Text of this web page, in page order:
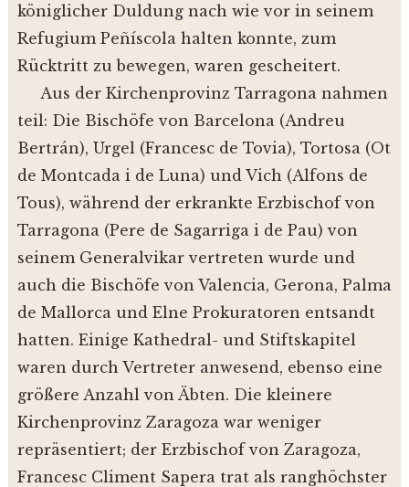
königlicher Duldung nach wie vor in seinem
Refugium Peñíscola halten konnte, zum
Rücktritt zu bewegen, waren gescheitert.
Aus der Kirchenprovinz Tarragona nahmen
teil: Die Bischöfe von Barcelona (Andreu
Bertrán), Urgel (Francesc de Tovia), Tortosa (Ot
de Montcada i de Luna) und Vich (Alfons de
Tous), während der erkrankte Erzbischof von
Tarragona (Pere de Sagarriga i de Pau) von
seinem Generalvikar vertreten wurde und
auch die Bischöfe von Valencia, Gerona, Palma
de Mallorca und Elne Prokuratoren entsandt
hatten. Einige Kathedral- und Stiftskapitel
waren durch Vertreter anwesend, ebenso eine
größere Anzahl von Äbten. Die kleinere
Kirchenprovinz Zaragoza war weniger
repräsentiert; der Erzbischof von Zaragoza,
Francesc Climent Sapera trat als ranghöchster